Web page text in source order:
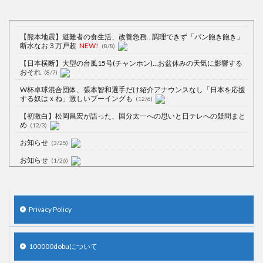
【熊本地震】避難者の食生活、改善急務…調理できず「パン飽き飽き」
断水なお３万戸超 NEW! (8/8)
【日本横断】大型の台風15号(チャンホン)…お盆休みの天気に影響する
おそれ (8/7)
W杯卓球混合団体、張本智和選手だけ紹介アナウンスなし「日本を応援
する奴はｘね」激しいブーイングも
(12/6)
【初激白】松岡昌宏が語った、国分太一への思いと日テレへの疑問まと
め (12/3)
お知らせ (3/25)
お知らせ (1/26)
(7/13)
Privacy Policy
100000dobuについて